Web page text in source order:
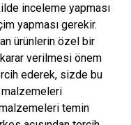
inceleme yapması
yapması gerekir.
ürünlerin özel bir
verilmesi önem
ederek, sizde bu
temin